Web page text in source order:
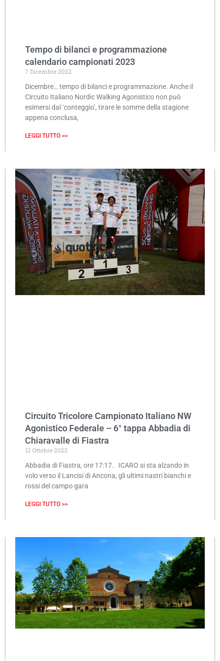
Tempo di bilanci e programmazione
calendario campionati 2023
7 Dicembre 2022
Dicembre… tempo di bilanci e programmazione. Anche il
Circuito Italiano Nordic Walking Agonistico non può
esimersi dal ‘conteggio’, tirare le somme della stagione
appena conclusa,
LEGGI TUTTO >>
Circuito Tricolore Campionato Italiano NW
Agonistico Federale – 6° tappa Abbadia di
Chiaravalle di Fiastra
12 Ottobre 2022
Abbadia di Fiastra, ore 17:17. ICARO si sta alzando in
volo verso il Lancisi di Ancona, gli ultimi nastri bianchi e
rossi del campo gara
LEGGI TUTTO >>